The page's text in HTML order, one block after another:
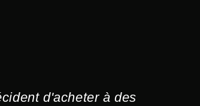
d'acheter à des